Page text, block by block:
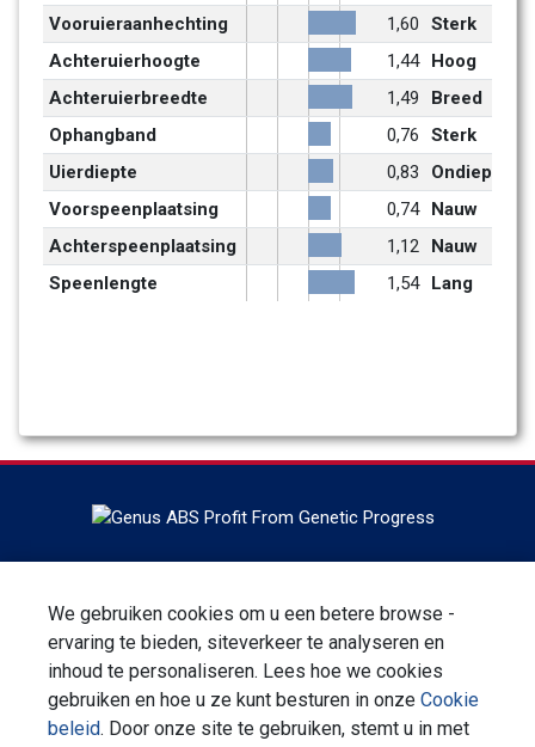
Vooruieraanhechting
1,60
Sterk
Achteruierhoogte
1,44 Hoog
Achteruierbreedte
1,49
Breed
Ophangband
0,76
Sterk
Uierdiepte
0,83
Ondiep
Voorspeenplaatsing
0,74 Nauw
Achterspeenplaatsing
1,12
Nauw
Speenlengte
1,54 Lang
We gebruiken cookies om u een betere browse -
ervaring te bieden, siteverkeer te analyseren en
inhoud te personaliseren. Lees hoe we cookies
gebruiken en hoe u ze kunt besturen in onze Cookie
beleid. Door onze site te gebruiken, stemt u in met
technologies. ABS Global is a division of Genus plc.
Neem contact met ons op Pricacy Statement